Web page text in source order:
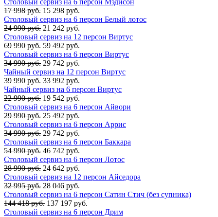
Столовый сервиз на 6 персон Мэдисон
17 998 руб. 15 298 руб.
Столовый сервиз на 6 персон Белый лотос
24 990 руб. 21 242 руб.
Столовый сервиз на 12 персон Виртус
69 990 руб. 59 492 руб.
Столовый сервиз на 6 персон Виртус
34 990 руб. 29 742 руб.
Чайный сервиз на 12 персон Виртус
39 990 руб. 33 992 руб.
Чайный сервиз на 6 персон Виртус
22 990 руб. 19 542 руб.
Столовый сервиз на 6 персон Айвори
29 990 руб. 25 492 руб.
Столовый сервиз на 6 персон Аррис
34 990 руб. 29 742 руб.
Столовый сервиз на 6 персон Баккара
54 990 руб. 46 742 руб.
Столовый сервиз на 6 персон Лотос
28 990 руб. 24 642 руб.
Столовый сервиз на 12 персон Айседора
32 995 руб. 28 046 руб.
Столовый сервиз на 6 персон Сатин Стич (без супника)
144 418 руб. 137 197 руб.
Столовый сервиз на 6 персон Дрим